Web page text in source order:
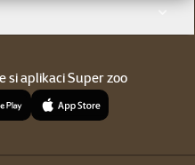
si aplikaci Super zoo